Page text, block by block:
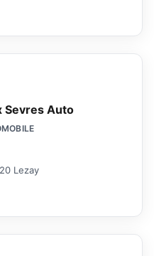
Sevres Auto
Lezay